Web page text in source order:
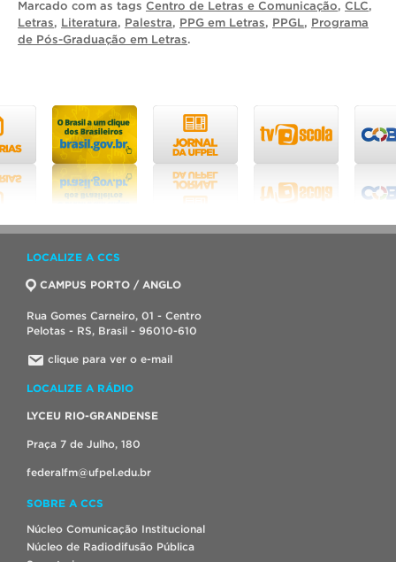
Marcado com as tags Centro de Letras e Comunicação, CLC,
Letras, Literatura, Palestra, PPG em Letras, PPGL, Programa
de Pós-Graduação em Letras.
LOCALIZE A CCS
CAMPUS PORTO / ANGLO
Rua Gomes Carneiro, 01 - Centro
Pelotas - RS, Brasil - 96010-610
clique para ver o e-mail
LOCALIZE A RÁDIO
LYCEU RIO-GRANDENSE
Praça 7 de Julho, 180
federalfm@ufpel.edu.br
SOBRE A CCS
Núcleo Comunicação Institucional
Núcleo de Radiodifusão Pública